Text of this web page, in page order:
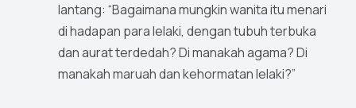
lantang: “Bagaimana mungkin wanita itu menari
di hadapan para lelaki, dengan tubuh terbuka
dan aurat terdedah? Di manakah agama? Di
manakah maruah dan kehormatan lelaki?”